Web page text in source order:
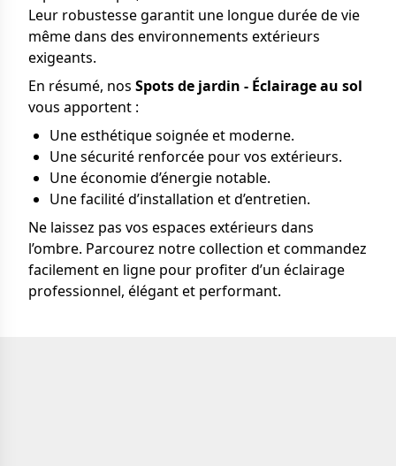
Leur robustesse garantit une longue durée de vie
même dans des environnements extérieurs
exigeants.
En résumé, nos Spots de jardin - Éclairage au sol
vous apportent :
Une esthétique soignée et moderne.
Une sécurité renforcée pour vos extérieurs.
Une économie d’énergie notable.
Une facilité d’installation et d’entretien.
Ne laissez pas vos espaces extérieurs dans
l’ombre. Parcourez notre collection et commandez
facilement en ligne pour profiter d’un éclairage
professionnel, élégant et performant.